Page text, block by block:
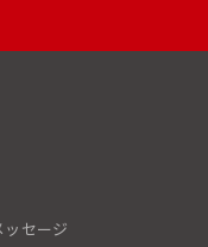
ッセージ